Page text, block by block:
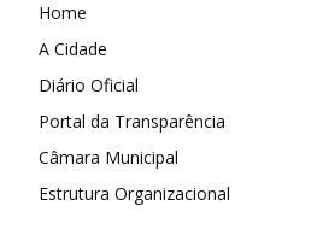
Home
A Cidade
Diário Oficial
Portal da Transparência
Câmara Municipal
Estrutura Organizacional